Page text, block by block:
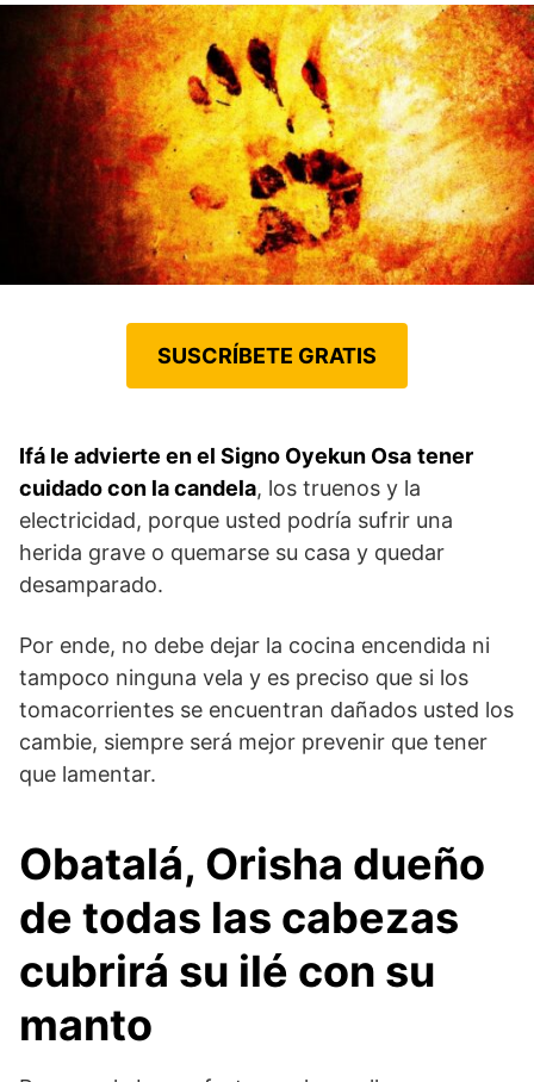
SUSCRÍBETE GRATIS
Ifá le advierte en el Signo Oyekun Osa tener
cuidado con la candela, los truenos y la
electricidad, porque usted podría sufrir una
herida grave o quemarse su casa y quedar
desamparado.
Por ende, no debe dejar la cocina encendida ni
tampoco ninguna vela y es preciso que si los
tomacorrientes se encuentran dañados usted los
cambie, siempre será mejor prevenir que tener
que lamentar.
Obatalá, Orisha dueño
de todas las cabezas
cubrirá su ilé con su
manto